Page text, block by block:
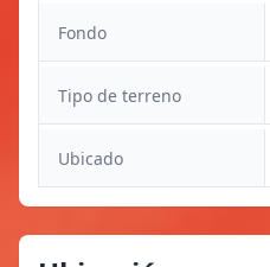
Fondo
Tipo de terreno
Ubicado